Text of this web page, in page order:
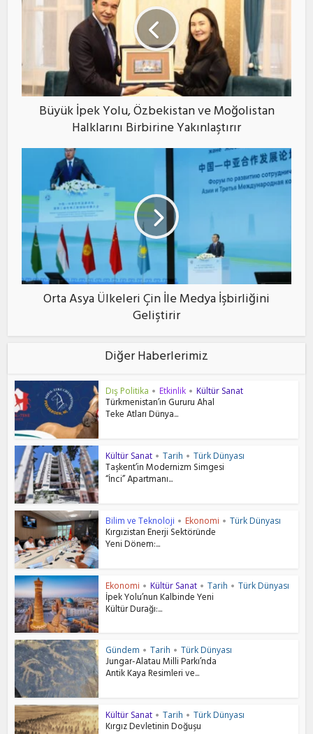
Büyük İpek Yolu, Özbekistan ve Moğolistan
Halklarını Birbirine Yakınlaştırır
Orta Asya Ülkeleri Çin İle Medya İşbirliğini
Geliştirir
Diğer Haberlerimiz
Dış Politika • Etkinlik • Kültür Sanat
Türkmenistan’ın Gururu Ahal
Teke Atları Dünya...
Kültür Sanat • Tarih • Türk Dünyası
Taşkent’in Modernizm Simgesi
“İnci” Apartmanı...
Bilim ve Teknoloji • Ekonomi • Türk Dünyası
Kırgızistan Enerji Sektöründe
Yeni Dönem:...
Ekonomi • Kültür Sanat • Tarih • Türk Dünyası
İpek Yolu’nun Kalbinde Yeni
Kültür Durağı:...
Gündem • Tarih • Türk Dünyası
Jungar-Alatau Milli Parkı’nda
Antik Kaya Resimleri ve...
Kültür Sanat • Tarih • Türk Dünyası
Kırgız Devletinin Doğuşu